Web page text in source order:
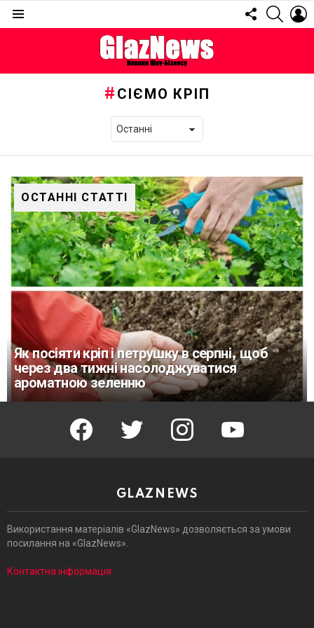
FOLLOW
US
СІЄМО КРІП
ОСТАННІ СТАТТІ
Як посіяти кріп і петрушку в серпні, щоб
через два тижні насолоджуватися
ароматною зеленню
facebook twitter instagram youtube
GLAZNEWS
Використання матеріалів «GlazNews» дозволяється за умови
посилання на «GlazNews».
Контактна інформація